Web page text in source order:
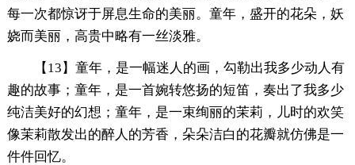
每一次都惊讶于屏息生命的美丽。童年，盛开的花朵，妖
娆而美丽，高贵中略有一丝淡雅。
【13】童年，是一幅迷人的画，勾勒出我多少动人有
趣的故事；童年，是一首婉转悠扬的短笛，奏出了我多少
纯洁美好的幻想；童年，是一束绚丽的茉莉，儿时的欢笑
像茉莉散发出的醉人的芳香，朵朵洁白的花瓣就仿佛是一
件件回忆。